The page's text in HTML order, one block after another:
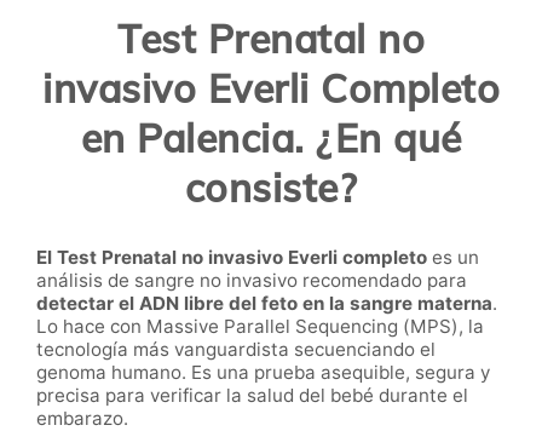
Test Prenatal no
invasivo Everli Completo
en Palencia. ¿En qué
consiste?
El Test Prenatal no invasivo Everli completo es un
análisis de sangre no invasivo recomendado para
detectar el ADN libre del feto en la sangre materna.
Lo hace con Massive Parallel Sequencing (MPS), la
tecnología más vanguardista secuenciando el
genoma humano. Es una prueba asequible, segura y
precisa para verificar la salud del bebé durante el
embarazo.